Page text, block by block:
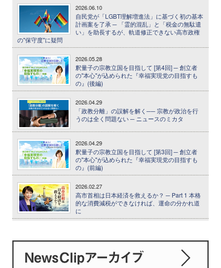
2026.06.10
自民党が「LGBT理解増進法」に基づく初の基本
計画案を了承 ─ 「霊的混乱」と「税金の無駄遣
い」を助長するが、軌道修正できない高市政権
の"保守度"に疑問
2026.05.28
釈量子の宗教立国を目指して [第4回] ─ 創立者
の"本心"が込められた『幸福実現党の目指すも
の』(後編)
2026.04.29
「政教分離」の誤解を解く── 宗教が政治を行
うのは全く問題ない ─ ニュースのミカタ
2026.04.29
釈量子の宗教立国を目指して [第3回] ─ 創立者
の"本心"が込められた『幸福実現党の目指すも
の』(前編)
2026.02.27
高市首相は日本経済を救えるか？ ─ Part 1 本格
的な消費減税ができなければ、運命の分かれ道
に